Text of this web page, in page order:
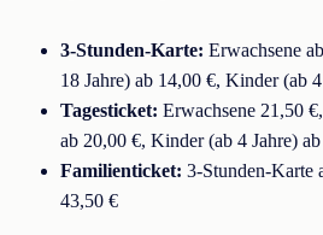
3-Stunden-Karte: Erwachsene
18 Jahre) ab 14,00 €, Kinder (ab
Tagesticket: Erwachsene 21,50
ab 20,00 €, Kinder (ab 4 Jahre)
Familienticket: 3-Stunden-Karte
43,50 €